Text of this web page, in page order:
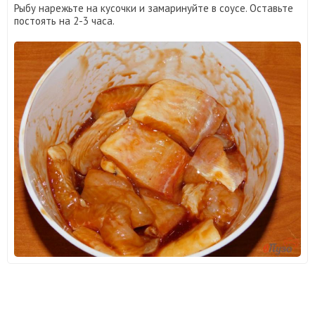
Рыбу нарежьте на кусочки и замаринуйте в соусе. Оставьте
постоять на 2-3 часа.